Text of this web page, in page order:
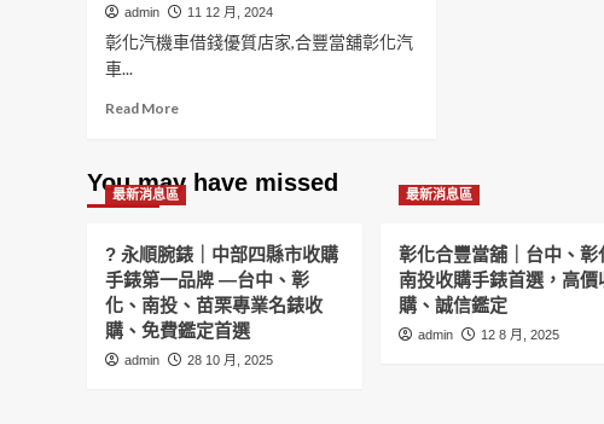
admin 11 12 月, 2024
彰化汽機車借錢優質店家,合豐當舖彰化汽
車...
Read MoreRead
彰
化
機
車
借
錢
優
質
You may have missed
最新消息區
? 永順腕錶｜中部四縣市收購
手錶第一品牌 —台中、彰
化、南投、苗栗專業名錶收
購、免費鑑定首選
admin 28 10 月, 2025
最新消息區
彰化合豐當舖｜台中、彰
南投收購手錶首選，高價
購、誠信鑑定
admin 12 8 月, 2025